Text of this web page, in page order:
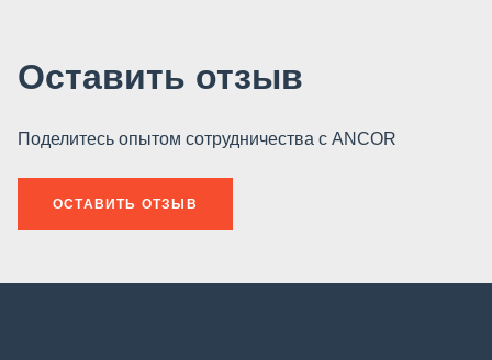
Оставить отзыв
Поделитесь опытом сотрудничества с ANCOR
ОСТАВИТЬ ОТЗЫВ